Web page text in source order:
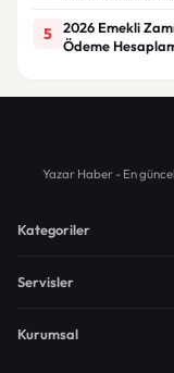
5
2026 Emekli
Ödeme
Yazar Haber - En
Kategoriler
Servisler
Kurumsal